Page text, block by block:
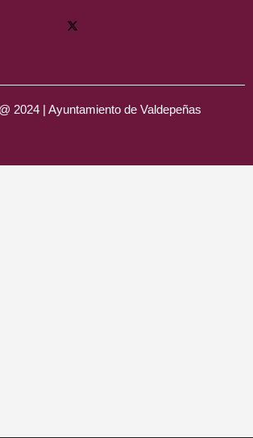
2024 | Ayuntamiento de Valdepeñas